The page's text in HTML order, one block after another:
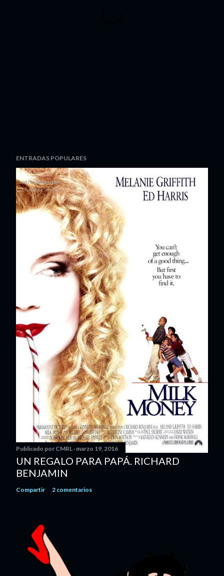
ENTRADAS POPULARES
Publicado por CMRL marzo 19, 2016
UN REGALO PARA PAPÁ. RICHARD
BENJAMIN
Compartir 2 comentarios